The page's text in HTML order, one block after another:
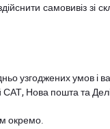
самовивіз зі
узгоджених умов і
Нова пошта та
окремо.